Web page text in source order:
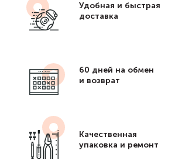
Удобная и быстрая
доставка
60 дней на обмен
и возврат
Качественная
упаковка и ремонт